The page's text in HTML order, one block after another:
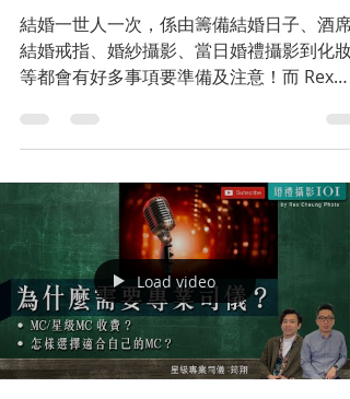
結婚一世人一次，係由籌備結婚日子、酒席
結婚戒指、婚紗攝影、當日婚禮攝影到化妝
等都會有好多事項要準備及注意！而 Rex
結婚嘅新人一啲貼士及注意嘅事項! 希望佢哋
能夠影多啲靚相。 ...
Load video